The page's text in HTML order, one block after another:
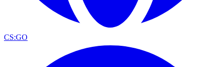
CS:GO